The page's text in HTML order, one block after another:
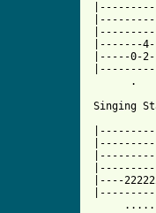
|-------
|-----0-
      .	   .   .		  .	     .   .
Singing
|----